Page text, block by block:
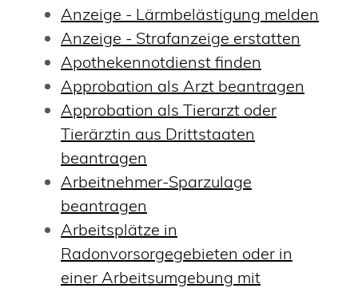
Anzeige - Lärmbelästigung melden
Anzeige - Strafanzeige erstatten
Apothekennotdienst finden
Approbation als Arzt beantragen
Approbation als Tierarzt oder
Tierärztin aus Drittstaaten
beantragen
Arbeitnehmer-Sparzulage
beantragen
Arbeitsplätze in
Radonvorsorgegebieten oder in
einer Arbeitsumgebung mit